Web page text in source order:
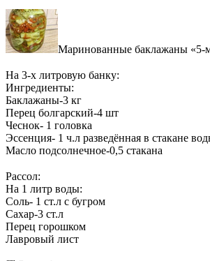
Маринованные баклажаны «5-
На 3-х литровую банку:
Ингредиенты:
Баклажаны-3 кг
Перец болгарский-4 шт
Чеснок- 1 головка
Эссенция- 1 ч.л разведённая в стакане
Масло подсолнечное-0,5 стакана
Рассол:
На 1 литр воды:
Соль- 1 ст.л с бугром
Сахар-3 ст.л
Перец горошком
Лавровый лист